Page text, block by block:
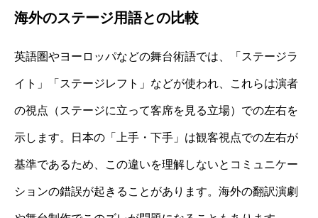
海外のステージ用語との比較
英語圏やヨーロッパなどの舞台術語では、「ステージラ
イト」「ステージレフト」などが使われ、これらは演者
の視点（ステージに立って客席を見る立場）での左右を
示します。日本の「上手・下手」は観客視点での左右が
基準であるため、この違いを理解しないとコミュニケー
ションの錯誤が起きることがあります。海外の翻訳演劇